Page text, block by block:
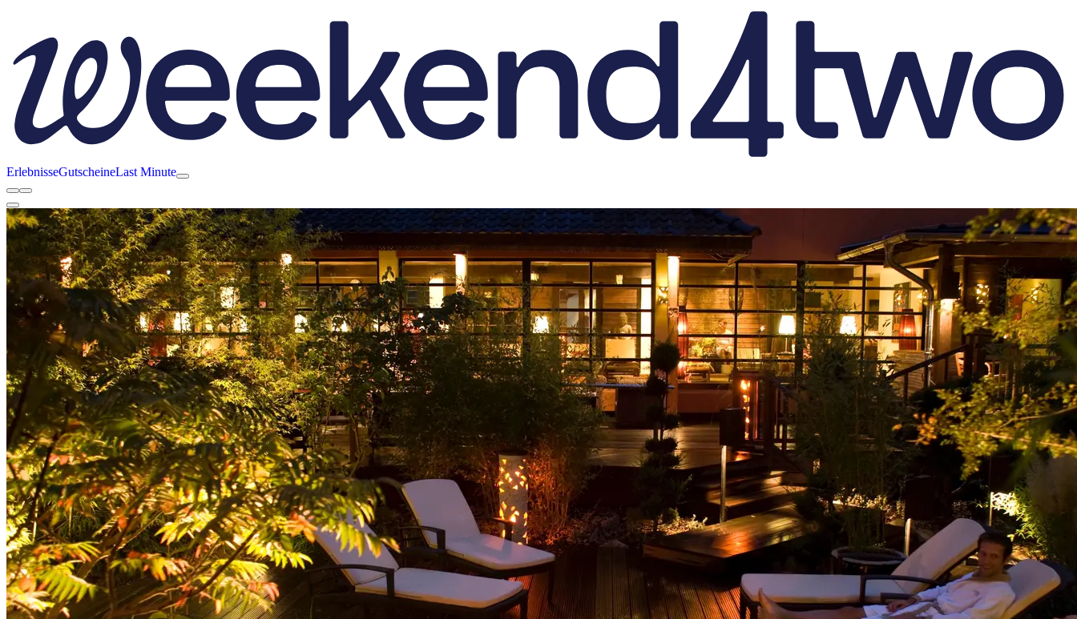
ErlebnisseGutscheineLast Minute